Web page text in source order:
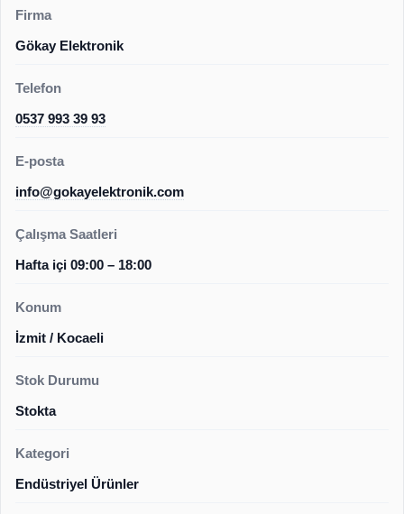
Firma
Gökay Elektronik
Telefon
0537 993 39 93
E-posta
info@gokayelektronik.com
Çalışma Saatleri
Hafta içi 09:00 – 18:00
Konum
İzmit / Kocaeli
Stok Durumu
Stokta
Kategori
Endüstriyel Ürünler